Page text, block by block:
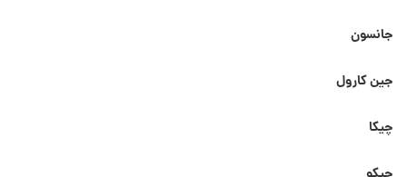
جانسون
جین کارول
چیکا